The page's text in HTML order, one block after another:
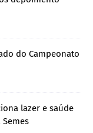
do Campeonato
lazer e saúde